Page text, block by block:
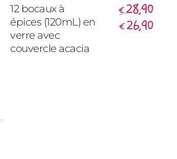
12 bocaux à
épices (120mL) en
verre avec
couvercle acacia
€28,90
€26,90
`